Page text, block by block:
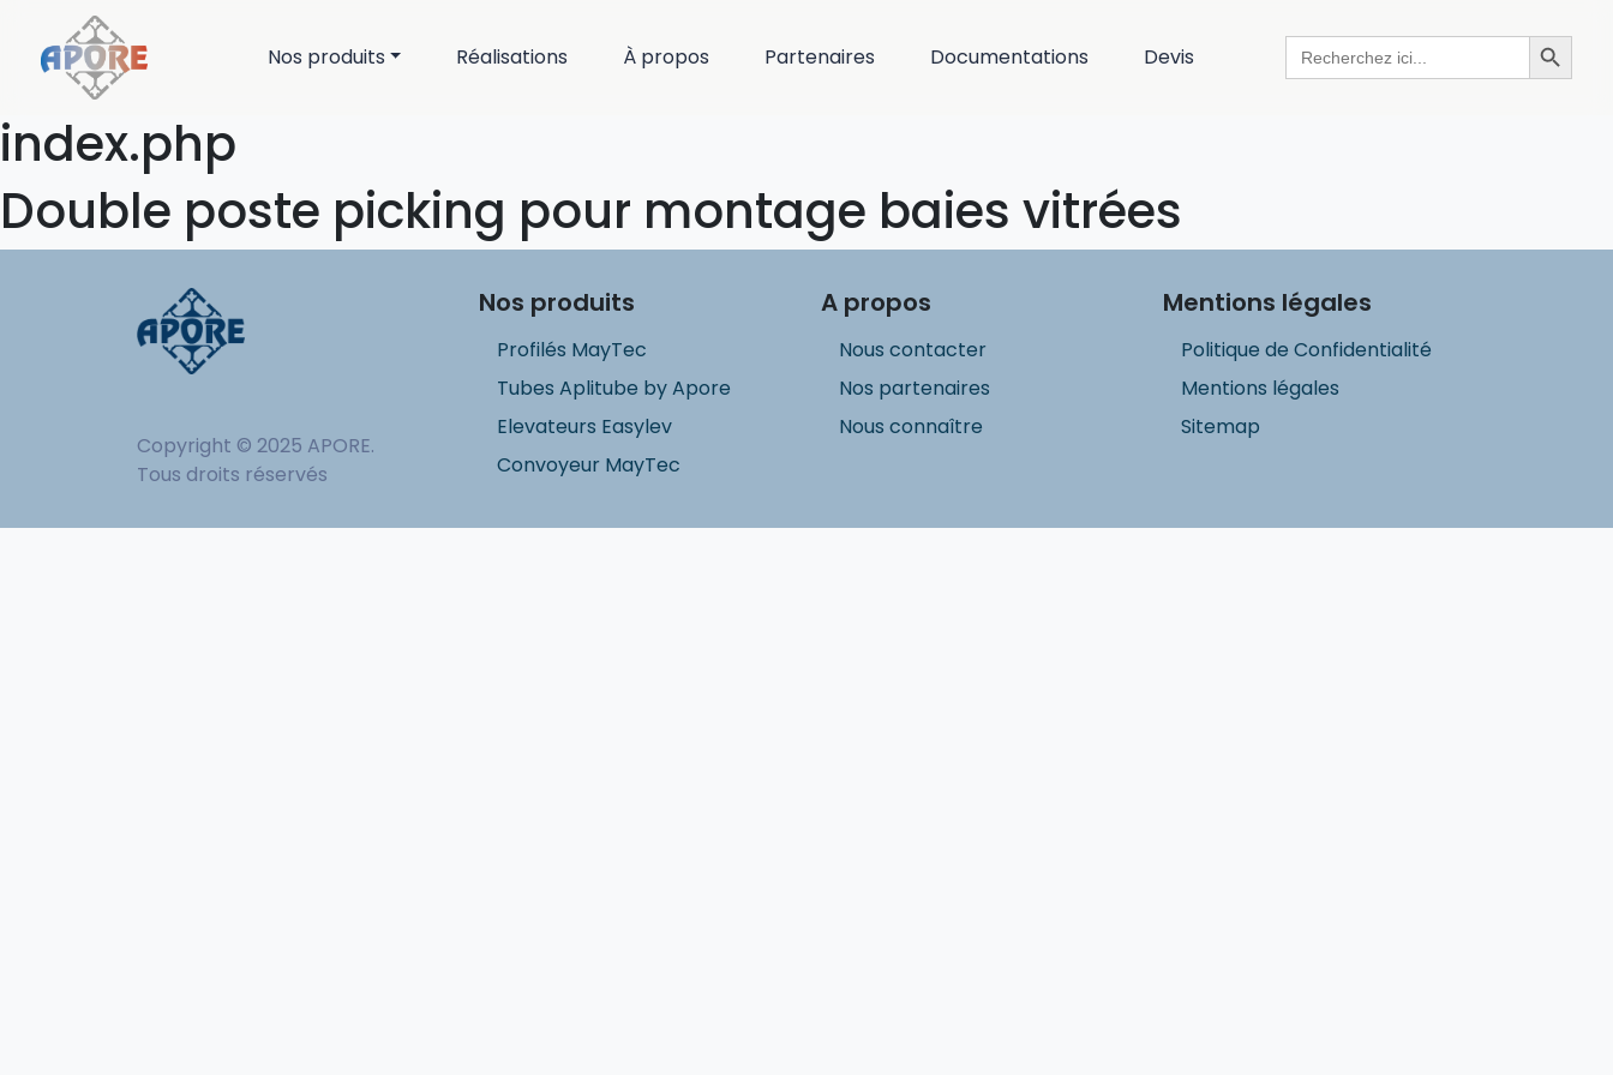
Nos produits Réalisations À propos Partenaires Documentations Devis Search
for:
Search Button
index.php
Double poste picking pour montage baies vitrées
Copyright © 2025 APORE.
Tous droits réservés
Nos produits
Profilés MayTec
Tubes Aplitube by Apore
Elevateurs Easylev
Convoyeur MayTec
A propos
Nous contacter
Nos partenaires
Nous connaître
Mentions légales
Politique de Confidentialité
Mentions légales
Sitemap